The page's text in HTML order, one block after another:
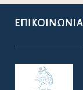
ΕΠΙΚΟΙΝΩΝΊΑ